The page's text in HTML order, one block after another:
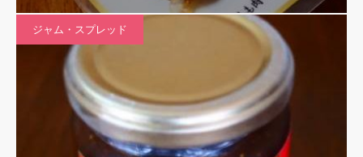
ジャム・スプレッド